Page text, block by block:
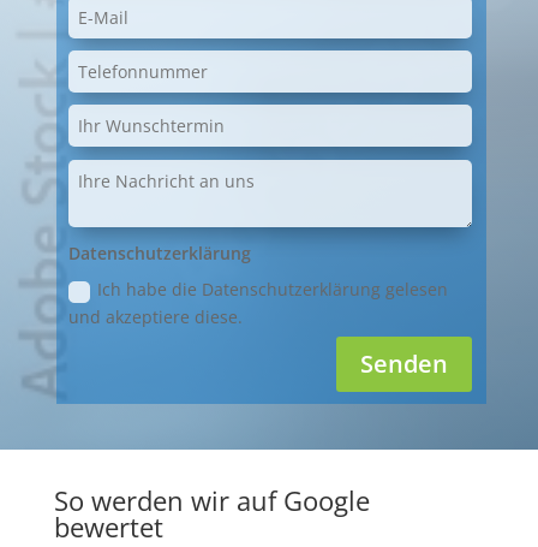
Datenschutzerklärung
Ich habe die Datenschutzerklärung gelesen
und akzeptiere diese.
Senden
So werden wir auf Google
bewertet